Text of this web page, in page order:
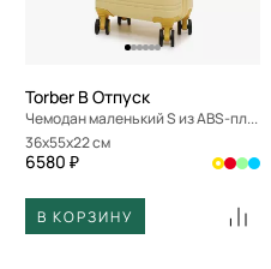
Torber В Отпуск
Чемодан маленький S из ABS-пластика
36x55x22 см
6580 ₽
В КОРЗИНУ